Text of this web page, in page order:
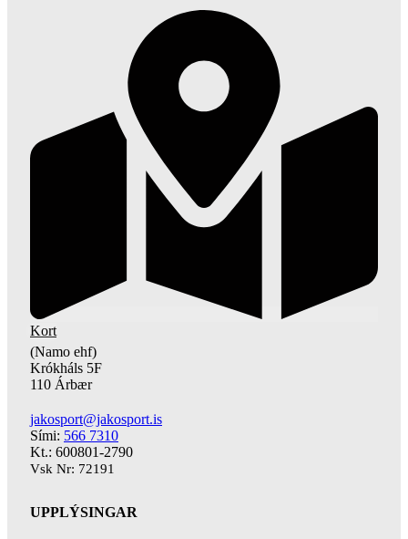
Kort
(Namo ehf)
Krókháls 5F
110 Árbær
jakosport@jakosport.is
Sími: 566 7310
Kt.: 600801-2790
Vsk Nr: 72191
UPPLÝSINGAR